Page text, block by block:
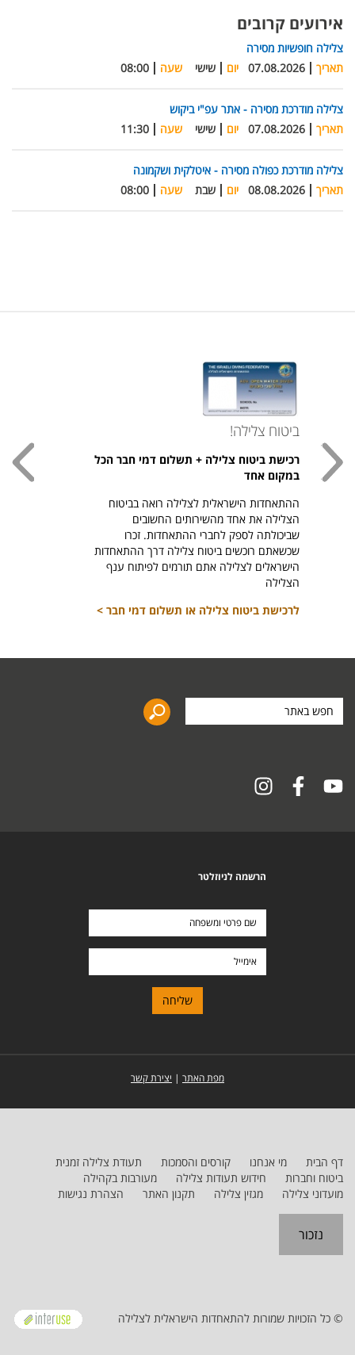
אירועים קרובים
צלילה חופשיות מסירה
תאריך
07.08.2026 יום שישי שעה 08:00
צלילה מודרכת מסירה - אתר עפ"י ביקוש
תאריך
07.08.2026 יום שישי שעה 11:30
צלילה מודרכת כפולה מסירה - איטלקית ושקמונה
תאריך
08.08.2026 יום שבת שעה 08:00
ביטוח צלילה!
רכישת ביטוח צלילה + תשלום דמי חבר הכל
במקום אחד
ההתאחדות הישראלית לצלילה רואה בביטוח
הצלילה את אחד מהשירותים החשובים
שביכולתה לספק לחברי ההתאחדות. זכרו
שכשאתם רוכשים ביטוח צלילה דרך ההתאחדות
הישראלים לצלילה אתם תורמים לפיתוח ענף
הצלילה
לרכישת ביטוח צלילה או תשלום דמי חבר >
באתר
הרשמה לניוזלטר
מפת האתר | יצירת קשר
דף הבית מי אנחנו קורסים והסמכות
תעודת צלילה זמנית
ביטוח וחברות
חידוש תעודות צלילה
מעורבות בקהילה
מועדוני צלילה
מגזין צלילה תקנון האתר הצהרת נגישות
נזכור
© כל הזכויות שמורות להתאחדות הישראלית לצלילה